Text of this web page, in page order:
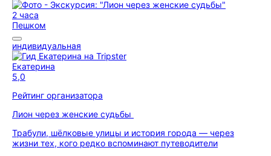
2 часа
Пешком
индивидуальная
Екатерина
5,0
Рейтинг организатора
Лион через женские судьбы
Трабули, шёлковые улицы и история города — через
жизни тех, кого редко вспоминают путеводители